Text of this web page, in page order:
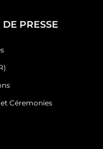
PRESSE
Céremonies